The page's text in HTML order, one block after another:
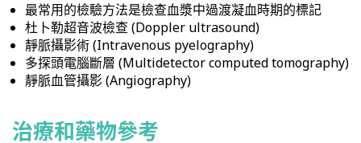
最常用的檢驗方法是檢查血漿中過渡凝血時期的標記
杜卜勒超音波檢查 (Doppler ultrasound)
靜脈攝影術 (Intravenous pyelography)
多探頭電腦斷層 (Multidetector computed tomography)
靜脈血管攝影 (Angiography)
治療和藥物參考